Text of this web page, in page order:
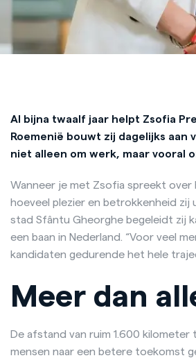
Al bijna twaalf jaar helpt Zsofia
Roemenië bouwt zij dagelijks
niet alleen om werk, maar vooral
Wanneer je met Zsofia spreekt
hoeveel plezier en betrokkenheid zij
stad Sfântu Gheorghe begeleidt zij
een baan in Nederland. “Voor veel
kandidaten gedurende het hele
Meer dan
De afstand van ruim 1.600
mensen naar een betere toekomst